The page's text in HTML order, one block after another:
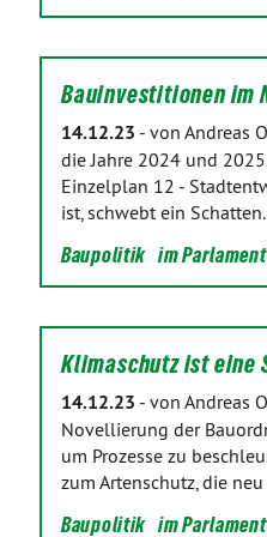
Bauinvestitionen im
14.12.23 - von Andreas
die Jahre 2024 und
Einzelplan 12 -
ist, schwebt ein
Baupolitik im Parlament
Klimaschutz ist eine
14.12.23 - von Andreas
Novellierung der
um Prozesse zu
zum Artenschutz, die
Baupolitik im Parlament